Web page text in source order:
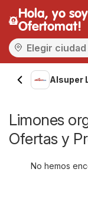
Hola, yo soy
Ofertomat!
Alsuper
Limones
Ofertas y
No hemos